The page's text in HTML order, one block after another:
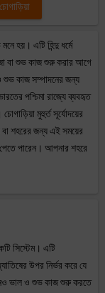
হয়। এটি হিন্দু ধর্মে
বা শুভ কাজ শুরু করার আগে
শুভ কাজ সম্পাদনের জন্য
পশ্চিমা রাজ্যে ব্যবহৃত
মুহুর্ত সূর্যোদয়ের
শহরের জন্য এই সময়ের
পারেন। আপনার শহরে
সিস্টেম। এটি
উপর নির্ভর করে যে
ভাল ও শুভ কাজ শুরু করতে